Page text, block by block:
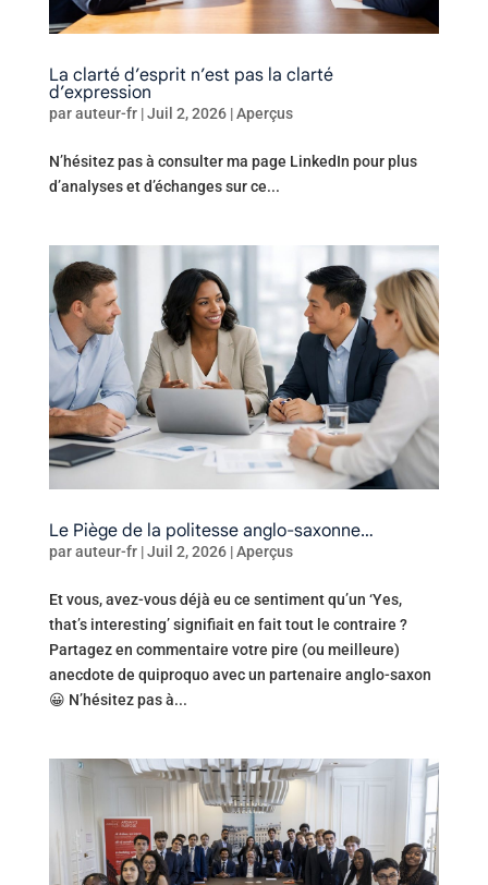
La clarté d’esprit n’est pas la clarté
d’expression
parauteur-fr|Juil 2, 2026|Aperçus
N’hésitez pas à consulter ma page LinkedIn pour plus
d’analyses et d’échanges sur ce...
Le Piège de la politesse anglo-saxonne…
parauteur-fr|Juil 2, 2026|Aperçus
Et vous, avez-vous déjà eu ce sentiment qu’un ‘Yes,
that’s interesting’ signifiait en fait tout le contraire ?
Partagez en commentaire votre pire (ou meilleure)
anecdote de quiproquo avec un partenaire anglo-saxon
😀 N’hésitez pas à...